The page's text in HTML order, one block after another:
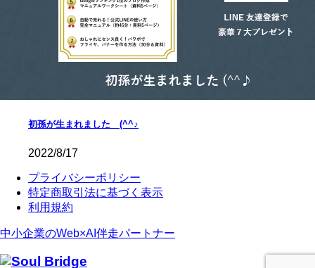
初孫が生まれました (^^♪
2022/8/17
プライバシーポリシー
特定商取引法に基づく表示
利用規約
中小企業のWeb×AI伴走パートナー